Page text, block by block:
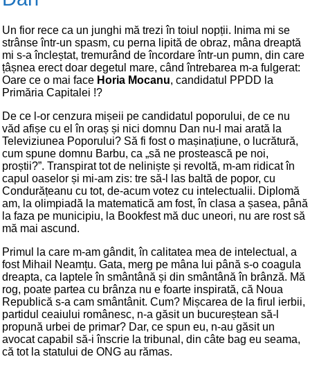
Un fior rece ca un junghi mă trezi în toiul nopții. Inima mi se
strânse într-un spasm, cu perna lipită de obraz, mâna dreaptă
mi s-a încleștat, tremurând de încordare într-un pumn, din care
țâșnea erect doar degetul mare, când întrebarea m-a fulgerat:
Oare ce o mai face Horia Mocanu, candidatul PPDD la
Primăria Capitalei !?
De ce l-or cenzura mișeii pe candidatul poporului, de ce nu
văd afișe cu el în oraș și nici domnu Dan nu-l mai arată la
Televiziunea Poporului? Să fi fost o mașinațiune, o lucrătură,
cum spune domnu Barbu, ca „să ne prostească pe noi,
proștii?”. Transpirat tot de neliniște și revoltă, m-am ridicat în
capul oaselor și mi-am zis: tre să-l las baltă de popor, cu
Condurățeanu cu tot, de-acum votez cu intelectualii. Diplomă
am, la olimpiadă la matematică am fost, în clasa a șasea, până
la faza pe municipiu, la Bookfest mă duc uneori, nu are rost să
mă mai ascund.
Primul la care m-am gândit, în calitatea mea de intelectual, a
fost Mihail Neamțu. Gata, merg pe mâna lui până s-o coagula
dreapta, ca laptele în smântână și din smântână în brânză. Mă
rog, poate partea cu brânza nu e foarte inspirată, că Noua
Republică s-a cam smântânit. Cum? Mișcarea de la firul ierbii,
partidul ceaiului românesc, n-a găsit un bucureștean să-l
propună urbei de primar? Dar, ce spun eu, n-au găsit un
avocat capabil să-i înscrie la tribunal, din câte bag eu seama,
că tot la statului de ONG au rămas.